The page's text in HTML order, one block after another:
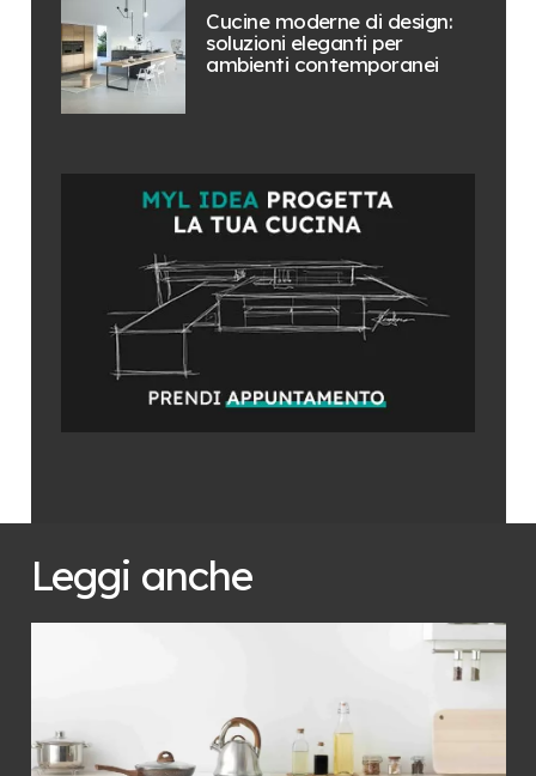
Cucine moderne di design:
soluzioni eleganti per
ambienti contemporanei
Leggi anche